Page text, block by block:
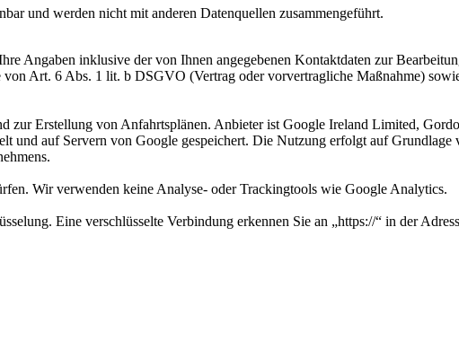
und werden nicht mit anderen Datenquellen zusammengeführt.
Angaben inklusive der von Ihnen angegebenen Kontaktdaten zur
Art. 6 Abs. 1 lit. b DSGVO (Vertrag oder vorvertragliche Maßnahme)
zur Erstellung von Anfahrtsplänen. Anbieter ist Google Ireland Limited,
und auf Servern von Google gespeichert. Die Nutzung erfolgt auf
Wir verwenden keine Analyse- oder Trackingtools wie Google Analytics.
Eine verschlüsselte Verbindung erkennen Sie an „https://“ in der